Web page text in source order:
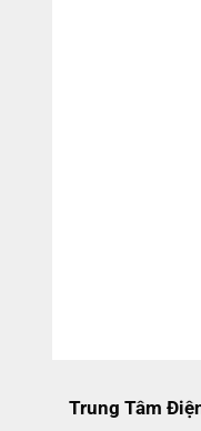
Trung Tâm